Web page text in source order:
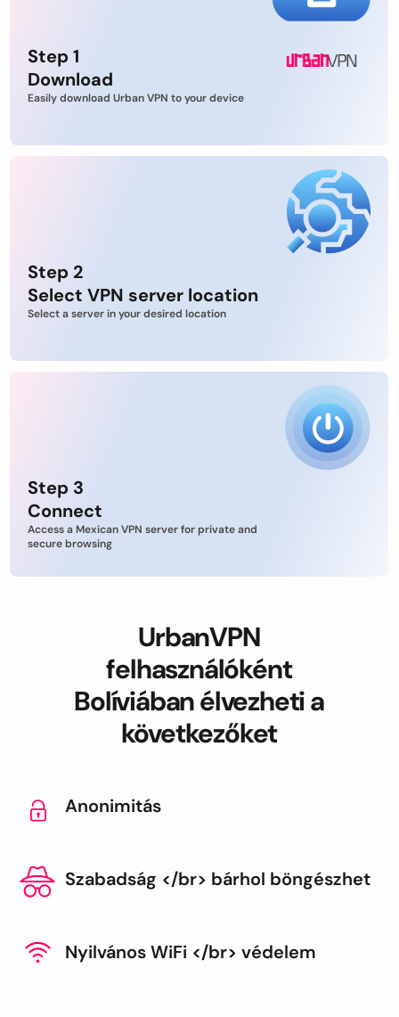
Step 1
Download
Easily download Urban VPN to your device
Step 2
Select VPN server location
Select a server in your desired location
Step 3
Connect
Access a Mexican VPN server for private and
secure browsing
UrbanVPN
felhasználóként
Bolíviában élvezheti a
következőket
Anonimitás
Szabadság </br> bárhol böngészhet
Nyilvános WiFi </br> védelem